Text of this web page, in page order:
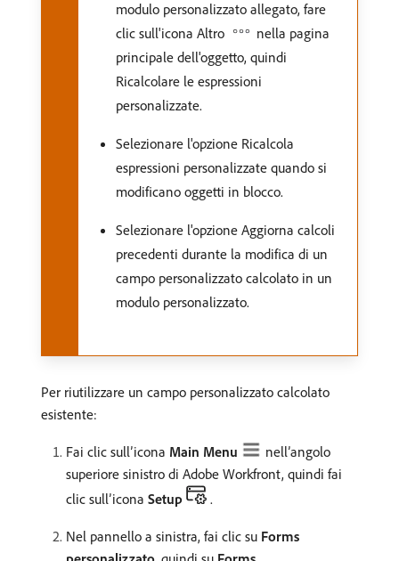
modulo personalizzato allegato, fare
clic sull'icona Altro
nella pagina
principale dell'oggetto, quindi
Ricalcolare le espressioni
personalizzate.
Selezionare l'opzione Ricalcola
espressioni personalizzate quando si
modificano oggetti in blocco.
Selezionare l'opzione Aggiorna calcoli
precedenti durante la modifica di un
campo personalizzato calcolato in un
modulo personalizzato.
Per riutilizzare un campo personalizzato calcolato
esistente:
Fai clic sull’icona Main Menu
nell’angolo
superiore sinistro di Adobe Workfront, quindi fai
clic sull’icona Setup .
Nel pannello a sinistra, fai clic su Forms